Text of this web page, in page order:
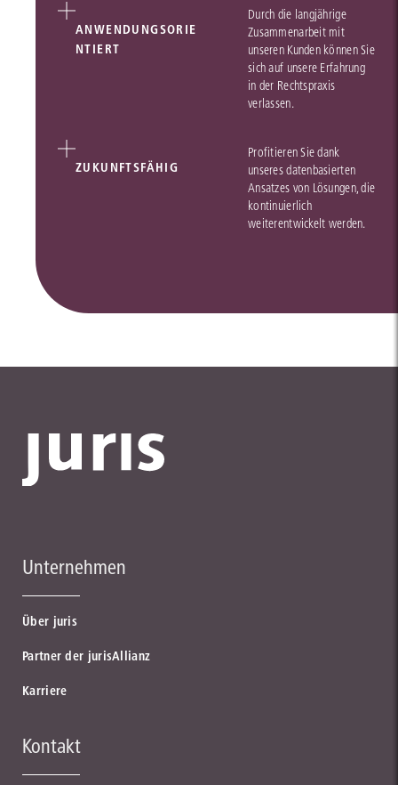
ANWENDUNGSORIE
NTIERT
Durch die langjährige
Zusammenarbeit mit
unseren Kunden können Sie
sich auf unsere Erfahrung
in der Rechtspraxis
verlassen.
ZUKUNFTSFÄHIG
Profitieren Sie dank
unseres datenbasierten
Ansatzes von Lösungen, die
kontinuierlich
weiterentwickelt werden.
Unternehmen
Über juris
Partner der jurisAllianz
Karriere
Kontakt